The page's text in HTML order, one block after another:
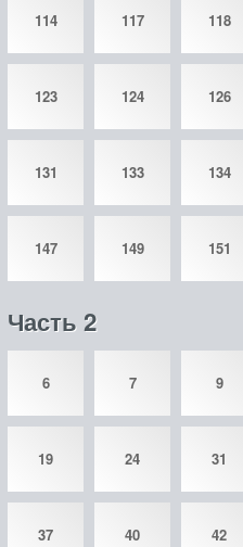
114 117 118
123 124 126
131 133 134
147 149 151
Часть 2
6 7 9
19 24 31
37 40 42